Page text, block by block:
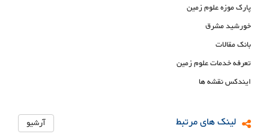
پارک موزه علوم زمین
خورشید مشرق
بانک مقالات
تعرفه خدمات علوم زمین
ایندکس نقشه ها
لینک های مرتبط آرشیو